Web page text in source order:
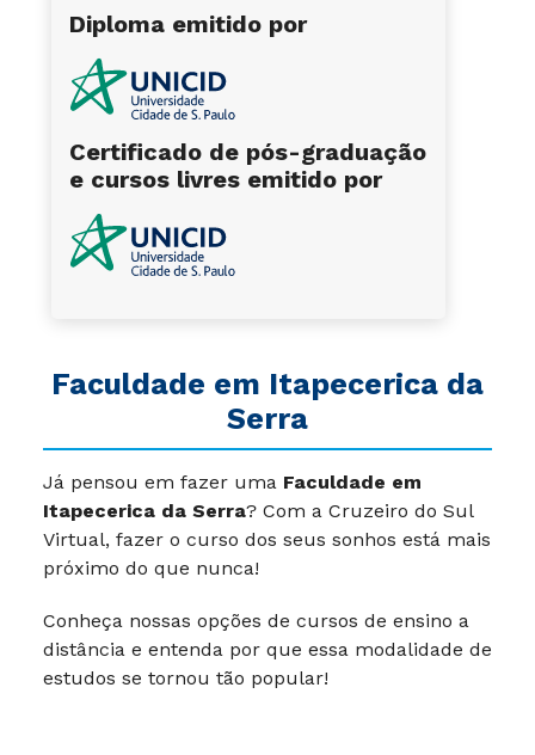
Faculdade em Itapecerica da
Serra
Já pensou em fazer uma Faculdade em
Itapecerica da Serra? Com a Cruzeiro do Sul
Virtual, fazer o curso dos seus sonhos está mais
próximo do que nunca!
Conheça nossas opções de cursos de ensino a
distância e entenda por que essa modalidade de
estudos se tornou tão popular!
Diploma emitido por
Certificado de pós-graduação
e cursos livres emitido por